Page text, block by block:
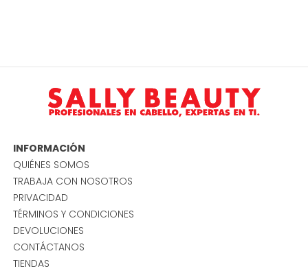
INFORMACIÓN
QUIÉNES SOMOS
TRABAJA CON NOSOTROS
PRIVACIDAD
TÉRMINOS Y CONDICIONES
DEVOLUCIONES
CONTÁCTANOS
TIENDAS